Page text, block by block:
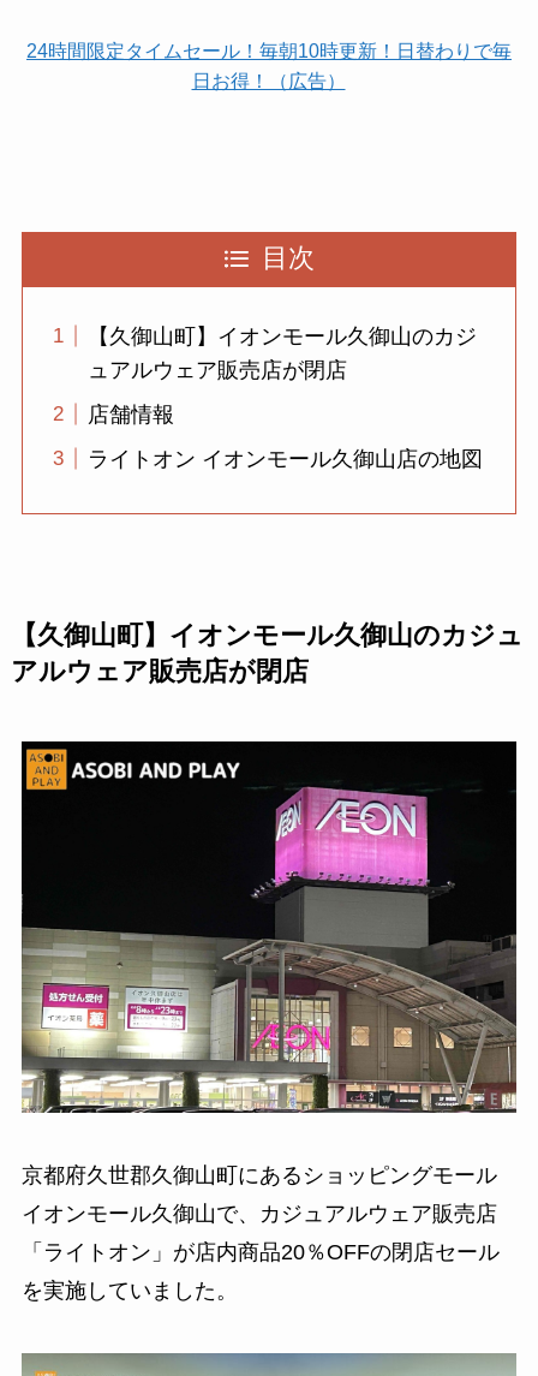
24時間限定タイムセール！毎朝10時更新！日替わりで毎
日お得！（広告）
目次
【久御山町】イオンモール久御山のカジ
ュアルウェア販売店が閉店
店舗情報
ライトオン イオンモール久御山店の地図
【久御山町】イオンモール久御山のカジュ
アルウェア販売店が閉店
京都府久世郡久御山町にあるショッピングモール
イオンモール久御山で、カジュアルウェア販売店
「ライトオン」が店内商品20％OFFの閉店セール
を実施していました。